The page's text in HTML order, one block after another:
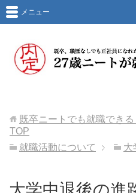
メニュー
既卒ニートでも就職でき
TOP
就職活動について
大